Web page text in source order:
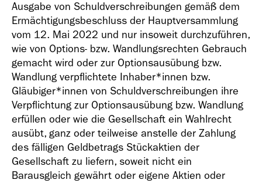
Ausgabe von Schuldverschreibungen gemäß dem
Ermächtigungsbeschluss der Hauptversammlung
vom 12. Mai 2022 und nur insoweit durchzuführen,
wie von Options- bzw. Wandlungsrechten Gebrauch
gemacht wird oder zur Optionsausübung bzw.
Wandlung verpflichtete Inhaber*innen bzw.
Gläubiger*innen von Schuldverschreibungen ihre
Verpflichtung zur Optionsausübung bzw. Wandlung
erfüllen oder wie die Gesellschaft ein Wahlrecht
ausübt, ganz oder teilweise anstelle der Zahlung
des fälligen Geldbetrags Stückaktien der
Gesellschaft zu liefern, soweit nicht ein
Barausgleich gewährt oder eigene Aktien oder